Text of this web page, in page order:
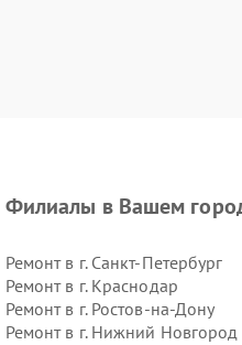
Филиалы в Вашем
Ремонт в г. Санкт-Петербург
Ремонт в г. Краснодар
Ремонт в г. Ростов-на-Дону
Ремонт в г. Нижний Новгород